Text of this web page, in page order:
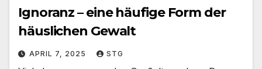
Ignoranz – eine häufige Form der
häuslichen Gewalt
APRIL 7, 2025 STG